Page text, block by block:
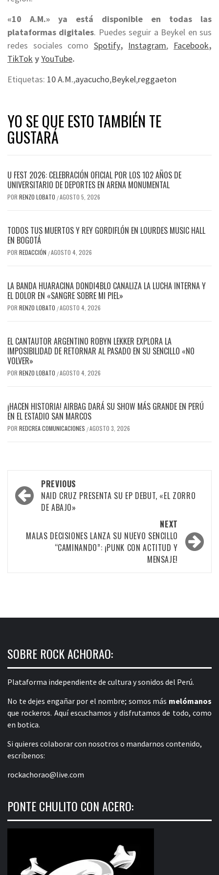
«10 A.M.» ya está disponible en todas las
plataformas digitales. Puedes seguir a Beykel en sus
redes sociales como Spotify, Instagram, Facebook,
TikTok yYouTube.
Etiquetas: 10 A.M.,ayacucho,Beykel,reggaeton
YO SE QUE ESTO TAMBIÉN TE
GUSTARÁ
U FEST 2026: CELEBRACIÓN OFICIAL POR LOS 102 AÑOS DE
UNIVERSITARIO DE DEPORTES EN ARENA MONUMENTAL
POR RENZO LOBATO /AGOSTO 5, 2026
TODOS TUS MUERTOS Y REY GORDIFLÓN EN LOURDES MUSIC HALL
EN BOGOTÁ
POR REDACCIÓN /AGOSTO 4, 2026
LA BANDA HUARACINA DONDI4BLO CANALIZA LA LUCHA INTERNA Y
EL DOLOR EN «SANGRE SOBRE MI PIEL»
POR RENZO LOBATO /AGOSTO 4, 2026
EL CANTAUTOR ARGENTINO ROBYN LEKKER EXPLORA LA
IMPOSIBILIDAD DE RETORNAR AL PASADO EN SU SENCILLO «NO
VOLVER»
POR RENZO LOBATO /AGOSTO 4, 2026
¡HACEN HISTORIA! AIRBAG DARÁ SU SHOW MÁS GRANDE EN PERÚ
EN EL ESTADIO SAN MARCOS
POR REDCREA COMUNICACIONES /AGOSTO 3, 2026
Post
navigation
PREVIOUS
NAID CRUZ PRESENTA SU EP DEBUT, «EL ZORRO
DE ABAJO»
NEXT
MALAS DECISIONES LANZA SU NUEVO SENCILLO
“CAMINANDO”: ¡PUNK CON ACTITUD Y
MENSAJE!
SOBRE ROCK ACHORAO:
Plataforma independiente de cultura y sonidos del Perú.
No te dejes engañar por el nombre; somos más melómanos
que rockeros. Aquí escuchamos y disfrutamos de todo, como
en botica.
Si quieres colaborar con nosotros o mandarnos contenido,
escríbenos:
rockachorao@live.com
PONTE CHULITO CON ACERO: